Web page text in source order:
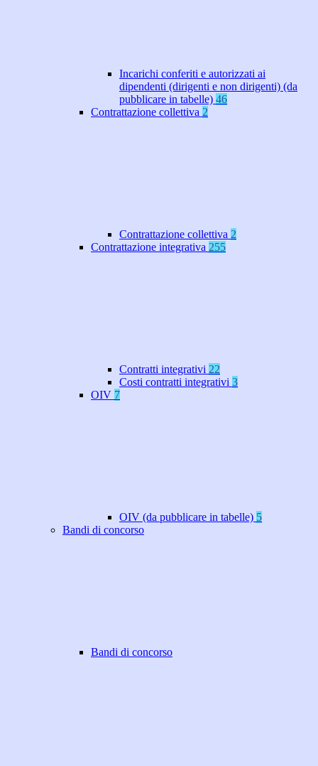
Incarichi conferiti e autorizzati ai
dipendenti (dirigenti e non dirigenti) (da
pubblicare in tabelle) 46
Contrattazione collettiva 2
Contrattazione collettiva 2
Contrattazione integrativa 255
Contratti integrativi 22
Costi contratti integrativi 3
OIV 7
OIV (da pubblicare in tabelle) 5
Bandi di concorso
Bandi di concorso